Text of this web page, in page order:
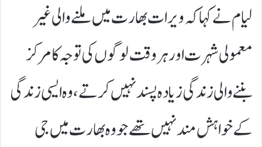
لیام نے کہا کہ ویرات بھارت میں ملنے والی غیر
معمولی شہرت اور ہر وقت لوگوں کی توجہ کا مرکز
بننے والی زندگی زیادہ پسند نہیں کرتے، وہ ایسی زندگی
کے خواہش مند نہیں تھے جو وہ بھارت میں جی